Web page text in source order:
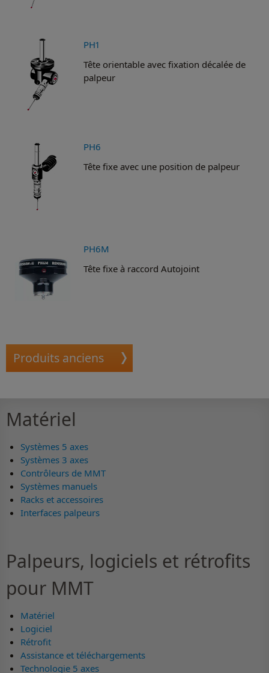
PH1
Tête orientable avec fixation décalée de
palpeur
PH6
Tête fixe avec une position de palpeur
PH6M
Tête fixe à raccord Autojoint
Produits anciens
Matériel
Systèmes 5 axes
Systèmes 3 axes
Contrôleurs de MMT
Systèmes manuels
Racks et accessoires
Interfaces palpeurs
Palpeurs, logiciels et rétrofits
pour MMT
Matériel
Logiciel
Rétrofit
Assistance et téléchargements
Technologie 5 axes